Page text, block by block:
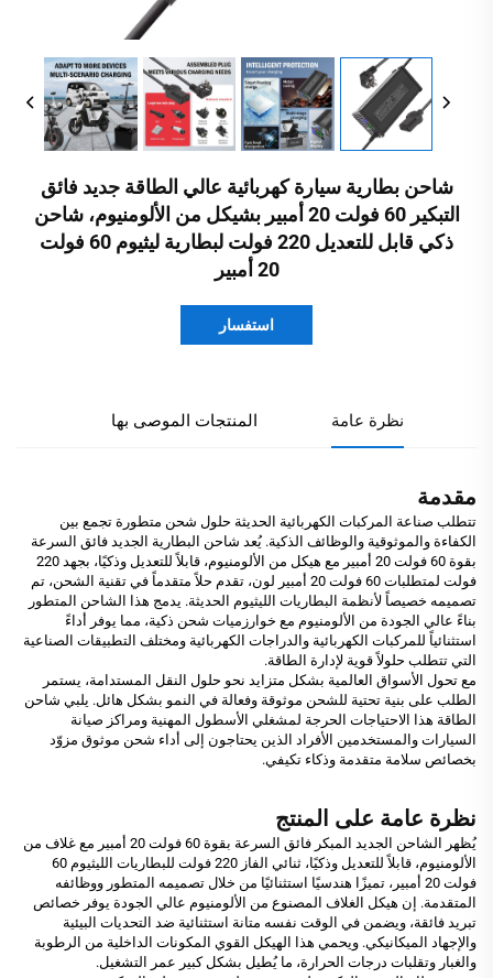
شاحن بطارية سيارة كهربائية عالي الطاقة جديد فائق
التبكير 60 فولت 20 أمبير بشيكل من الألومنيوم، شاحن
ذكي قابل للتعديل 220 فولت لبطارية ليثيوم 60 فولت
20 أمبير
استفسار
نظرة عامة المنتجات الموصى بها
مقدمة
تتطلب صناعة المركبات الكهربائية الحديثة حلول شحن متطورة تجمع بين
الكفاءة والموثوقية والوظائف الذكية. يُعد شاحن البطارية الجديد فائق السرعة
بقوة 60 فولت 20 أمبير مع هيكل من الألومنيوم، قابلاً للتعديل وذكيًا، بجهد 220
فولت لمتطلبات 60 فولت 20 أمبير لون، تقدم حلاً متقدماً في تقنية الشحن، تم
تصميمه خصيصاً لأنظمة البطاريات الليثيوم الحديثة. يدمج هذا الشاحن المتطور
بناءً عالي الجودة من الألومنيوم مع خوارزميات شحن ذكية، مما يوفر أداءً
استثنائياً للمركبات الكهربائية والدراجات الكهربائية ومختلف التطبيقات الصناعية
التي تتطلب حلولاً قوية لإدارة الطاقة.
مع تحول الأسواق العالمية بشكل متزايد نحو حلول النقل المستدامة، يستمر
الطلب على بنية تحتية للشحن موثوقة وفعالة في النمو بشكل هائل. يلبي شاحن
الطاقة هذا الاحتياجات الحرجة لمشغلي الأسطول المهنية ومراكز صيانة
السيارات والمستخدمين الأفراد الذين يحتاجون إلى أداء شحن موثوق مزوّد
بخصائص سلامة متقدمة وذكاء تكيفي.
نظرة عامة على المنتج
يُظهر الشاحن الجديد المبكر فائق السرعة بقوة 60 فولت 20 أمبير مع غلاف من
الألومنيوم، قابلاً للتعديل وذكيًا، ثنائي الفاز 220 فولت للبطاريات الليثيوم 60
فولت 20 أمبير، تميزًا هندسيًا استثنائيًا من خلال تصميمه المتطور ووظائفه
المتقدمة. إن هيكل الغلاف المصنوع من الألومنيوم عالي الجودة يوفر خصائص
تبريد فائقة، ويضمن في الوقت نفسه متانة استثنائية ضد التحديات البيئية
والإجهاد الميكانيكي. ويحمي هذا الهيكل القوي المكونات الداخلية من الرطوبة
والغبار وتقلبات درجات الحرارة، ما يُطيل بشكل كبير عمر التشغيل.